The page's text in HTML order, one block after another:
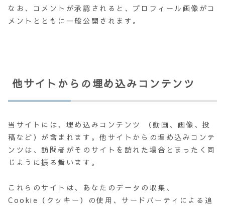
なお、コメントが承認されると、プロフィール画像がコ
メントとともに一般公開されます。
他サイトからの埋め込みコンテンツ
当サイトには、埋め込みコンテンツ （動画、画像、投
稿など）が含まれます。他サイトからの埋め込みコンテ
ンツは、訪問者がそのサイトを訪れた場合とまったく同
じように振る舞います。
これらのサイトは、あなたのデータの収集、
Cookie（クッキー）の使用、サードパーティによる追